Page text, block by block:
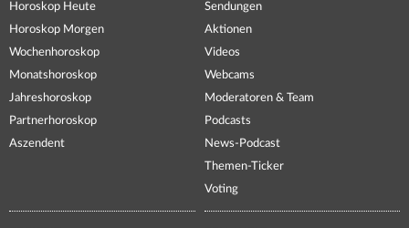
Horoskop Heute
Horoskop Morgen
Wochenhoroskop
Monatshoroskop
Jahreshoroskop
Partnerhoroskop
Aszendent
Sendungen
Aktionen
Videos
Webcams
Moderatoren & Team
Podcasts
News-Podcast
Themen-Ticker
Voting